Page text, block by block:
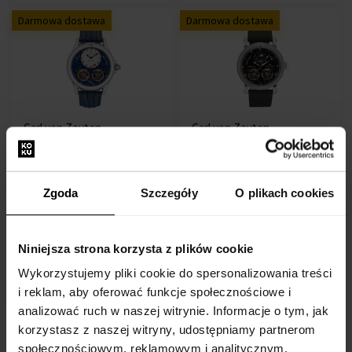
Zgoda Szczegóły O plikach cookies
Niniejsza strona korzysta z plików cookie
Wykorzystujemy pliki cookie do spersonalizowania treści
i reklam, aby oferować funkcje społecznościowe i
analizować ruch w naszej witrynie. Informacje o tym, jak
korzystasz z naszej witryny, udostępniamy partnerom
społecznościowym, reklamowym i analitycznym.
Darmowa dostawa
Carl von Zeyten
CVZ0084SBLS Waldhaus -
Zegarek męski
Zegarki - Mężczyzn
Przesyłkę nadamy do 13.08.
887,00 zł
Darmowa dostawa
Carl von Zeyten
CVZ0085BKS Schauinsland -
Zegarki - Mężczyzn
Przesyłkę nadamy do 13.08.
959,00 zł
Darmowa dostawa Darmowa dostawa